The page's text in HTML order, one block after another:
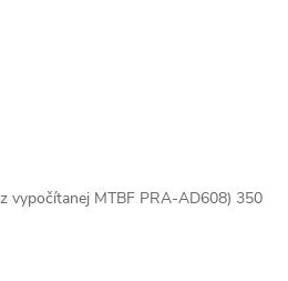
vypočítanej MTBF PRA-AD608) 350